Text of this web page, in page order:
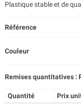
Plastique stable et de
Référence
Couleur
Remises quantitatives :
Quantité Prix